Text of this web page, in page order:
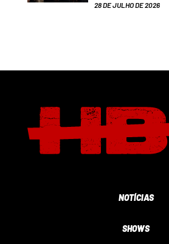
28 DE JULHO DE 2026
NOTÍCIAS
SHOWS